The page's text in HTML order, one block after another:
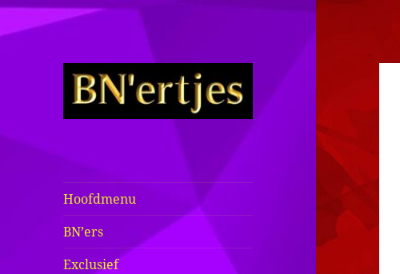
Nederlanders
Half Naakt /
Bloot
Hoofdmenu
BN’ers
Exclusief